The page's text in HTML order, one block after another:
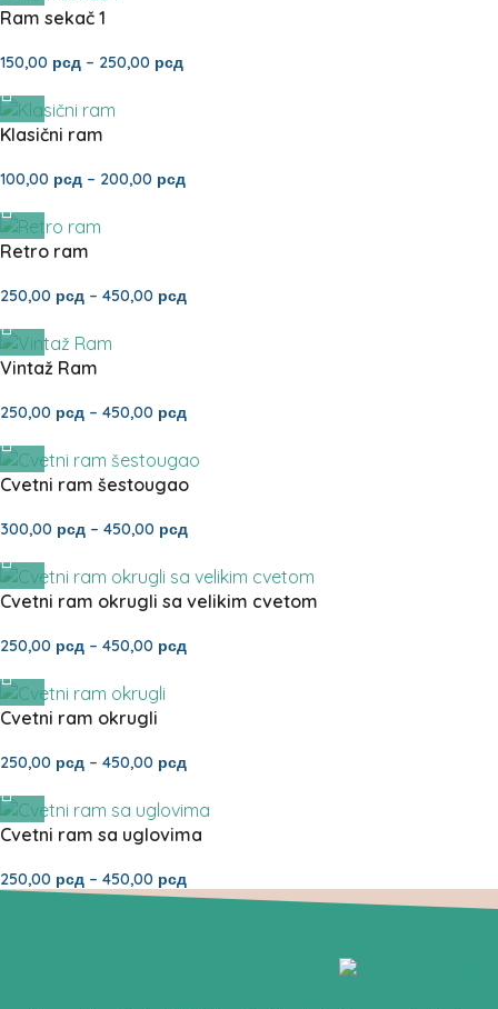
Ram sekač 1
150,00 рсд – 250,00 рсд
Klasični ram
100,00 рсд – 200,00 рсд
Retro ram
250,00 рсд – 450,00 рсд
Vintaž Ram
250,00 рсд – 450,00 рсд
Cvetni ram šestougao
300,00 рсд – 450,00 рсд
Cvetni ram okrugli sa velikim cvetom
250,00 рсд – 450,00 рсд
Cvetni ram okrugli
250,00 рсд – 450,00 рсд
Cvetni ram sa uglovima
250,00 рсд – 450,00 рсд